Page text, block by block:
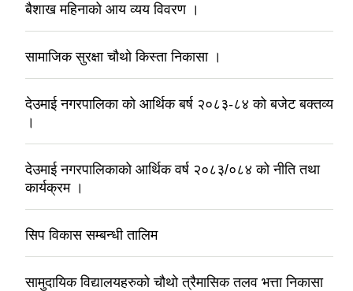
बैशाख महिनाको आय व्यय विवरण ।
सामाजिक सुरक्षा चौथो किस्ता निकासा ।
देउमाई नगरपालिका को आर्थिक बर्ष २०८३-८४ को बजेट बक्तव्य
।
देउमाई नगरपालिकाको आर्थिक वर्ष २०८३/०८४ को नीति तथा
कार्यक्रम ।
सिप विकास सम्बन्धी तालिम
सामुदायिक विद्यालयहरुको चौथो त्रैमासिक तलव भत्ता निकासा